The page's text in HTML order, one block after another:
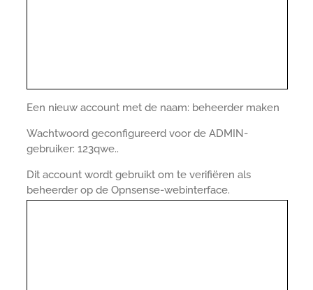
Een nieuw account met de naam: beheerder maken
Wachtwoord geconfigureerd voor de ADMIN-
gebruiker: 123qwe..
Dit account wordt gebruikt om te verifiëren als
beheerder op de Opnsense-webinterface.